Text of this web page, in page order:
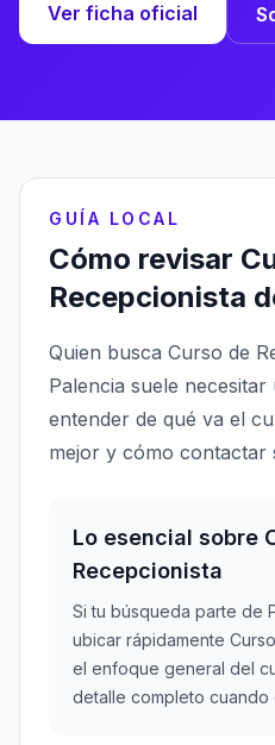
Ver ficha oficial
GUÍA LOCAL
Cómo revisar
Recepcionista
Quien busca Curso de
Palencia suele
entender de qué va el
mejor y cómo contactar
Lo esencial sobre
Recepcionista
Si tu búsqueda parte de
ubicar rápidamente
el enfoque general del
detalle completo cuando